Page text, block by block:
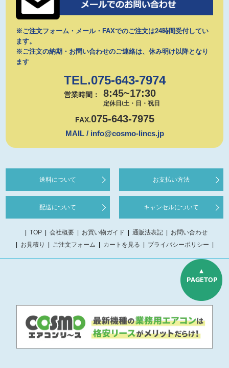
※ご注文フォーム・メール・FAXでのご注文は24時間受付してい
ます。
※ご注文の納期・お問い合わせのご連絡は、休み明け以降となり
ます
TEL.075-643-7974
営業時間： 8:45~17:30
定休日/土・日・祝日
FAX.075-643-7975
MAIL / info@cosmo-lincs.jp
送料について お支払い方法
配送について キャンセルについて
TOP 会社概要 お買い物ガイド 通販法表記
お問い合わせ
お見積り
ご注文フォーム カートを見る プライバシーポリシー